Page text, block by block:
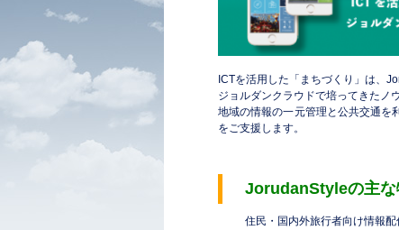
ICTを活用した「まちづくり」は、
ジョルダンクラウドで培ってきたノ
地域の情報の一元管理と公共交通を
をご支援します。
JorudanStyleの主な
住民・国内外旅行者向け情報